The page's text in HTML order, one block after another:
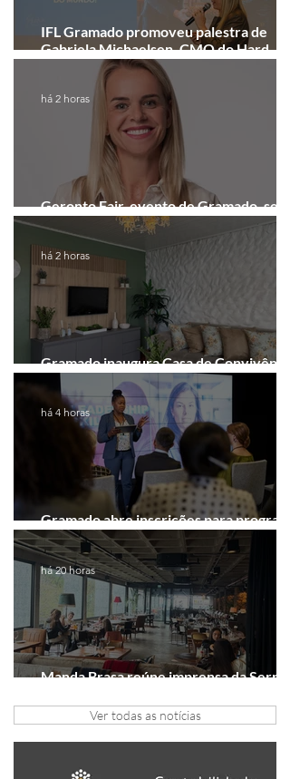
IFL Gramado promoveu palestra de
Gabriela Michaelsen, CMO do Hard
Rock Cafe Gramado
Geronto Fair, evento de Gramado, será
realizada em formato digital
há 2 horas
Gramado inaugura Casa de Convivência
dedicada às mulheres
há 2 horas
Gramado abre inscrições para programa
gratuito de inovação
há 4 horas
Manda Brasa reúne imprensa da Serra
há 20 horas
Ver todas as notícias